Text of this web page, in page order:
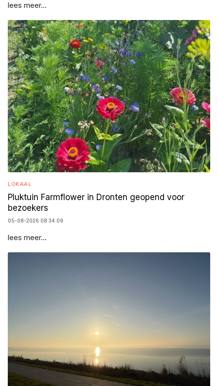
lees meer...
LOKAAL
Pluktuin Farmflower in Dronten geopend voor
bezoekers
05-08-2026 08:34:09
lees meer...